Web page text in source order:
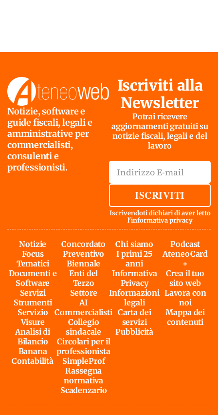
Notizie, software e
guide fiscali, legali e
amministrative per
commercialisti,
consulenti e
professionisti.
Iscriviti alla
Newsletter
Potrai ricevere
aggiornamenti gratuiti su
notizie fiscali, legali e del
lavoro
ISCRIVITI
Iscrivendoti dichiari di aver letto
l'informativa privacy
Notizie
Focus
Tematici
Documenti e
Software
Servizi
Strumenti
Servizio
Visure
Analisi di
Bilancio
Banana
Contabilità
Concordato
Preventivo
Biennale
Enti del
Terzo
Settore
AI
Commercialisti
Collegio
sindacale
Circolari per il
professionista
SimpleProf
Rassegna
normativa
Scadenzario
Chi siamo
I primi 25
anni
Informativa
Privacy
Informazioni
legali
Carta dei
servizi
Pubblicità
Podcast
AteneoCard
+
Crea il tuo
sito web
Lavora con
noi
Mappa dei
contenuti